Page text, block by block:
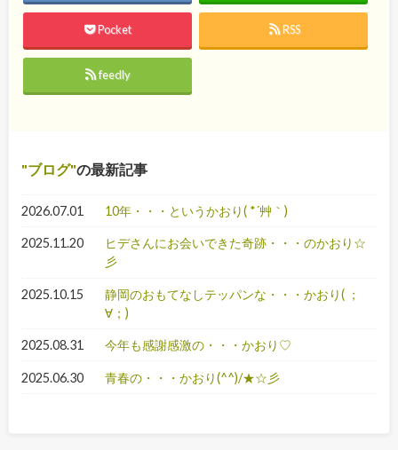
Pocket RSS
feedly
ブログ の最新記事
2026.07.01 10年・・・というかおり( *´艸｀)
2025.11.20
ヒデさんにお会いできた奇跡・・・のかおり☆
彡
2025.10.15
静岡のおもてなしテッパンな・・・かおり( ；
∀；)
2025.08.31 今年も感謝感激の・・・かおり♡
2025.06.30 青春の・・・かおり(^^)/★☆彡